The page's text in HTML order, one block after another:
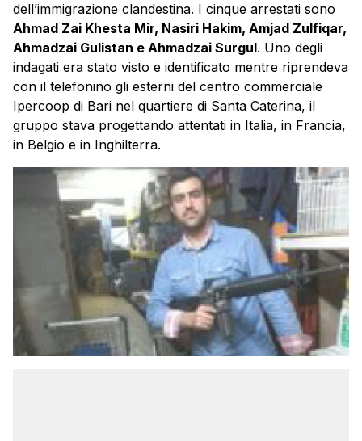
dell’immigrazione clandestina. I cinque arrestati sono
Ahmad Zai Khesta Mir, Nasiri Hakim, Amjad Zulfiqar,
Ahmadzai Gulistan e Ahmadzai Surgul. Uno degli
indagati era stato visto e identificato mentre riprendeva
con il telefonino gli esterni del centro commerciale
Ipercoop di Bari nel quartiere di Santa Caterina, il
gruppo stava progettando attentati in Italia, in Francia,
in Belgio e in Inghilterra.